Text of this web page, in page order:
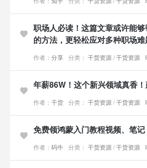
职场人必读！这篇文章或许能
的方法，更轻松应对多种职场
作者： 分享 分类： 干货资源 /干货资源
年薪86W！这个新兴领域真香
作者： 干货 分类： 干货资源 /干货资源
免费领鸿蒙入门教程视频、笔记
作者： 码牛 分类： 干货资源 /干货资源